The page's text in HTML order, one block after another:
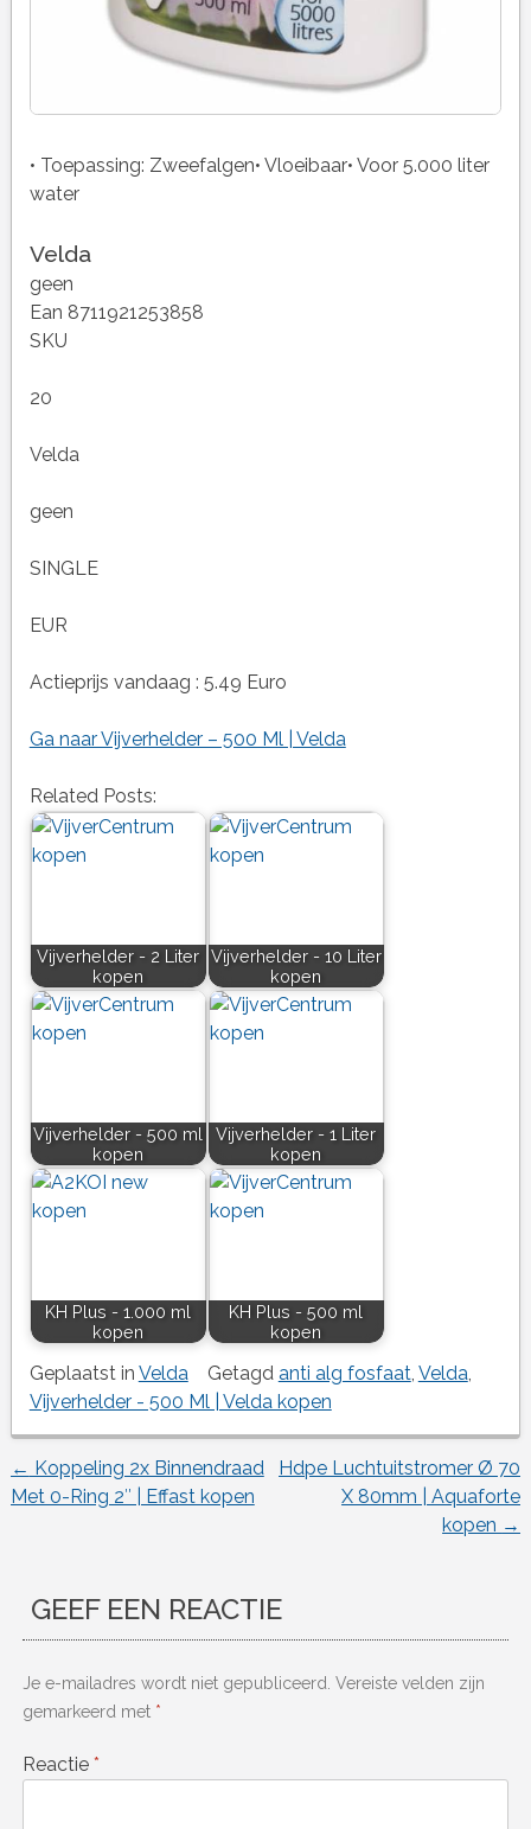
• Toepassing: Zweefalgen• Vloeibaar• Voor 5.000 liter
water
Velda
geen
Ean 8711921253858
SKU
20
Velda
geen
SINGLE
EUR
Actieprijs vandaag : 5.49 Euro
Ga naar Vijverhelder – 500 Ml | Velda
Related Posts:
Vijverhelder - 2 Liter
kopen
Vijverhelder - 10 Liter
kopen
Vijverhelder - 500 ml
kopen
Vijverhelder - 1 Liter
kopen
KH Plus - 1.000 ml
kopen
KH Plus - 500 ml
kopen
Geplaatst in Velda Getagd anti alg fosfaat, Velda,
Vijverhelder - 500 Ml | Velda kopen
Berichtnavigatie
← Koppeling 2x Binnendraad
Met 0-Ring 2″ | Effast kopen
Hdpe Luchtuitstromer Ø 70
X 80mm | Aquaforte
kopen →
GEEF EEN REACTIE
Je e-mailadres wordt niet gepubliceerd. Vereiste velden zijn
gemarkeerd met *
Reactie *